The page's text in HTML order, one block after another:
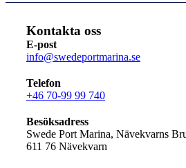
Kontakta oss
E-post
info@swedeportmarina.se
Telefon
+46 70-99 99 740
Besöksadress
Swede Port Marina, Nävekvarns
611 76 Nävekvarn